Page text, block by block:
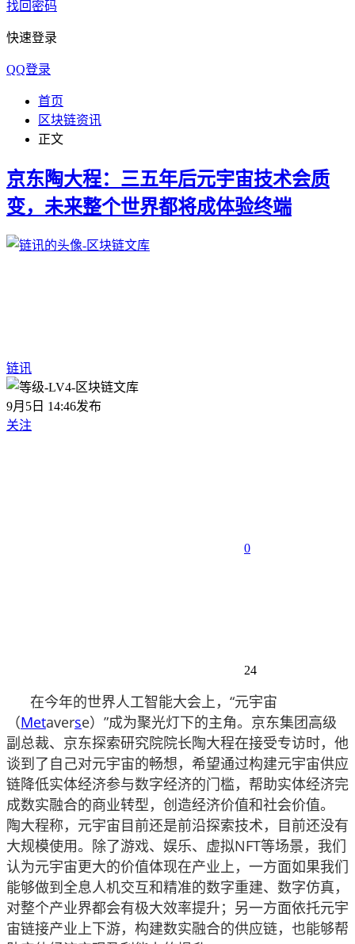
找回密码
快速登录
QQ登录
首页
区块链资讯
正文
京东陶大程：三五年后元宇宙技术会质
变，未来整个世界都将成体验终端
链讯
9月5日 14:46发布
关注
0
24
在今年的世界人工智能大会上，“元宇宙
（Metaverse）”成为聚光灯下的主角。京东集团高级
副总裁、京东探索研究院院长陶大程在接受专访时，他
谈到了自己对元宇宙的畅想，希望通过构建元宇宙供应
链降低实体经济参与数字经济的门槛，帮助实体经济完
成数实融合的商业转型，创造经济价值和社会价值。
陶大程称，元宇宙目前还是前沿探索技术，目前还没有
大规模使用。除了游戏、娱乐、虚拟NFT等场景，我们
认为元宇宙更大的价值体现在产业上，一方面如果我们
能够做到全息人机交互和精准的数字重建、数字仿真，
对整个产业界都会有极大效率提升；另一方面依托元宇
宙链接产业上下游，构建数实融合的供应链，也能够帮